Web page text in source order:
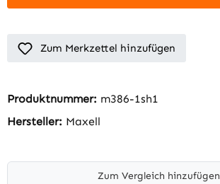
Zum Merkzettel hinzufügen
Produktnummer: m386-1sh1
Hersteller: Maxell
Zum Vergleich hinzufügen